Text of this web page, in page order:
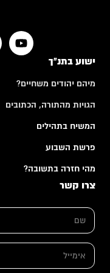
ישוע בתנ"ך
מיהם יהודים משחיים?
הגויות מהתורה, הכתובים
המשיח בתהילים
פרשת השבוע
מהי חזרה בתשובה?
צרו קשר
ה
ר
ו
*
ש
*
א
מ